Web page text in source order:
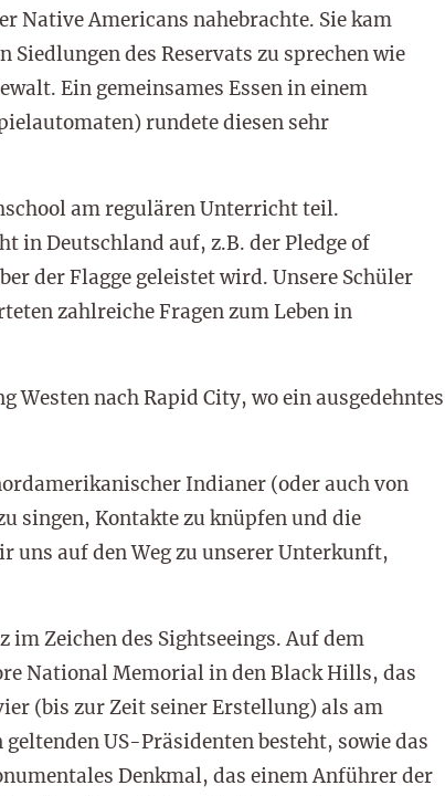
Native Americans nahebrachte. Sie kam
des Reservats zu sprechen wie
Ein gemeinsames Essen in einem
rundete diesen sehr
am regulären Unterricht teil.
in Deutschland auf, z.B. der Pledge of
der Flagge geleistet wird. Unsere Schüler
zahlreiche Fragen zum Leben in
Westen nach Rapid City, wo ein ausgedehntes
Indianer (oder auch von
singen, Kontakte zu knüpfen und die
uns auf den Weg zu unserer Unterkunft,
im Zeichen des Sightseeings. Auf dem
National Memorial in den Black Hills, das
(bis zur Zeit seiner Erstellung) als am
US-Präsidenten besteht, sowie das
Denkmal, das einem Anführer der